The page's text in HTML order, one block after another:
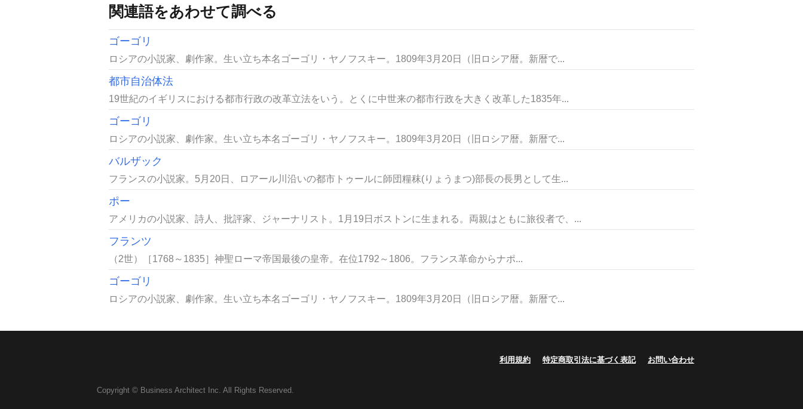
関連語をあわせて調べる
ゴーゴリ
ロシアの小説家、劇作家。生い立ち本名ゴーゴリ・ヤノフスキー。1809年3月20日（旧ロシア暦。新暦で...
都市自治体法
19世紀のイギリスにおける都市行政の改革立法をいう。とくに中世来の都市行政を大きく改革した1835年...
ゴーゴリ
ロシアの小説家、劇作家。生い立ち本名ゴーゴリ・ヤノフスキー。1809年3月20日（旧ロシア暦。新暦で...
バルザック
フランスの小説家。5月20日、ロアール川沿いの都市トゥールに師団糧秣(りょうまつ)部長の長男として生...
ポー
アメリカの小説家、詩人、批評家、ジャーナリスト。1月19日ボストンに生まれる。両親はともに旅役者で、...
フランツ
（2世）［1768～1835］神聖ローマ帝国最後の皇帝。在位1792～1806。フランス革命からナポ...
ゴーゴリ
ロシアの小説家、劇作家。生い立ち本名ゴーゴリ・ヤノフスキー。1809年3月20日（旧ロシア暦。新暦で...
利用規約 特定商取引法に基づく表記 お問い合わせ
Copyright © Business Architect Inc. All Rights Reserved.